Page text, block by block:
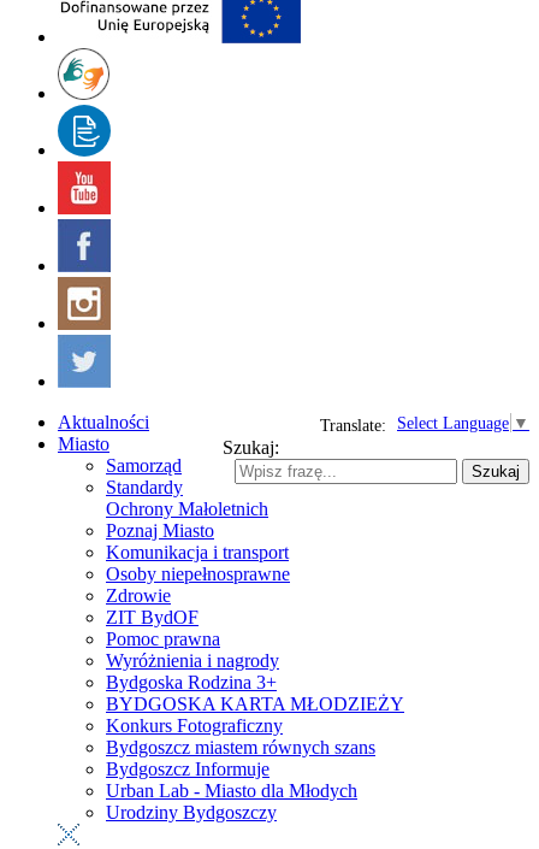
Select Language ▼
Translate:
Szukaj:
Szukaj
Aktualności
Miasto
Samorząd
Standardy
Ochrony Małoletnich
Poznaj Miasto
Komunikacja i transport
Osoby niepełnosprawne
Zdrowie
ZIT BydOF
Pomoc prawna
Wyróżnienia i nagrody
Bydgoska Rodzina 3+
BYDGOSKA KARTA MŁODZIEŻY
Konkurs Fotograficzny
Bydgoszcz miastem równych szans
Bydgoszcz Informuje
Urban Lab - Miasto dla Młodych
Urodziny Bydgoszczy